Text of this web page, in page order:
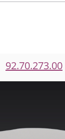
92.70.273.00